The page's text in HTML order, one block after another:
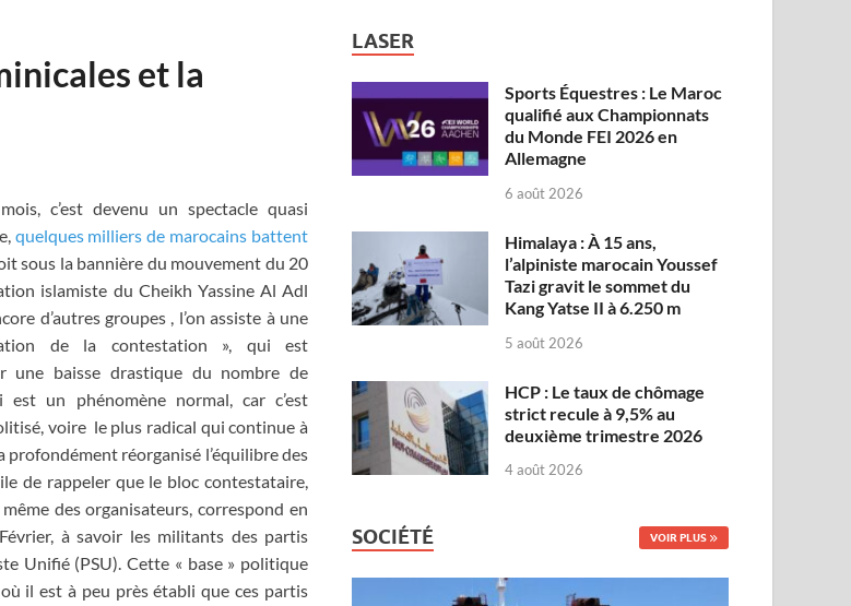
et la
c’est devenu un spectacle quasi
quelques milliers de marocains battent
sous la bannière du mouvement du 20
islamiste du Cheikh Yassine Al Adl
d’autres groupes , l’on assiste à une
de la contestation », qui est
une baisse drastique du nombre de
est un phénomène normal, car c’est
voire le plus radical qui continue à
profondément réorganisé l’équilibre des
de rappeler que le bloc contestataire,
des organisateurs, correspond en
à savoir les militants des partis
Unifié (PSU). Cette « base » politique
il est à peu près établi que ces partis
LASER
Sports Équestres : Le Maroc
qualifié aux Championnats
du Monde FEI 2026 en
Allemagne
6 août 2026
Himalaya : À 15 ans,
l’alpiniste marocain Youssef
Tazi gravit le sommet du
Kang Yatse II à 6.250 m
5 août 2026
HCP : Le taux de chômage
strict recule à 9,5% au
deuxième trimestre 2026
4 août 2026
SOCIÉTÉ VOIR PLUS